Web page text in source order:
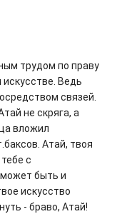
трудом по праву
Ведь
связей.
не скряга, а
вложил
Атай, твоя
с
быть и
искусство
- браво, Атай!